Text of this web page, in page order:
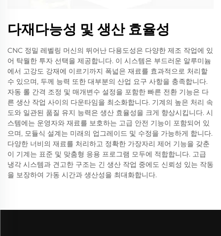
다재다능성 및 생산 효율성
CNC 정밀 레벨링 머신의 뛰어난 다용도성은 다양한 제조 작업에 있
어 탁월한 투자 선택을 제공합니다. 이 시스템은 부드러운 알루미늄
에서 고강도 강재에 이르기까지 폭넓은 재료를 효과적으로 처리할
수 있으며, 두께 능력 또한 대부분의 산업 요구 사항을 충족합니다.
자동 롤 간격 조정 및 매개변수 설정을 포함한 빠른 전환 기능은 다
른 생산 작업 사이의 다운타임을 최소화합니다. 기계의 높은 처리 속
도와 일관된 품질 유지 능력은 생산 효율성을 크게 향상시킵니다. 시
스템에는 운영자와 재료를 보호하는 고급 안전 기능이 포함되어 있
으며, 모듈식 설계는 미래의 업그레이드 및 수정을 가능하게 합니다.
다양한 너비의 재료를 처리하고 정확한 가장자리 제어 기능을 갖춘
이 기계는 표준 및 맞춤형 응용 프로그램 모두에 적합합니다. 고급
냉각 시스템과 견고한 구조는 긴 생산 작업 중에도 신뢰성 있는 작동
을 보장하여 가동 시간과 생산성을 최대화합니다.